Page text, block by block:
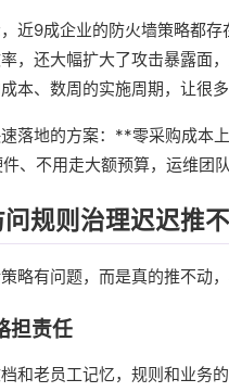
近9成企业的防火墙策略都
，还大幅扩大了攻击暴露面
本、数周的实施周期，让很多
落地的方案：**零采购成本
、不用走大额预算，运维团队
规则治理迟迟推
略有问题，而是真的推不动
担责任
和老员工记忆，规则和业务